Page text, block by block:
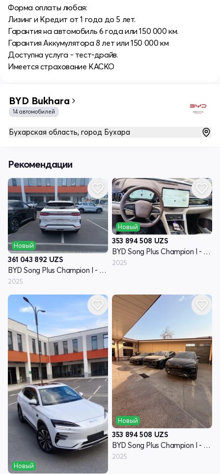
Форма оплаты любая:
Лизинг и Кредит от 1 года до 5 лет.
Гарантия на автомобиль 6 года или 150 000 км.
Гарантия Аккумулятора 8 лет или 150 000 км
Доступна услуга - тест-драйв.
Имеется страхование КАСКО
BYD Bukhara
14 автомобилей
Бухарская область, город Бухара
Рекомендации
Новый
361 043 892 UZS
BYD Song Plus Champion I - поколение
2025
Новый
353 894 508 UZS
BYD Song Plus Champion I - поколение
2025
Новый
Новый
353 894 508 UZS
BYD Song Plus Champion I - поколение
2025